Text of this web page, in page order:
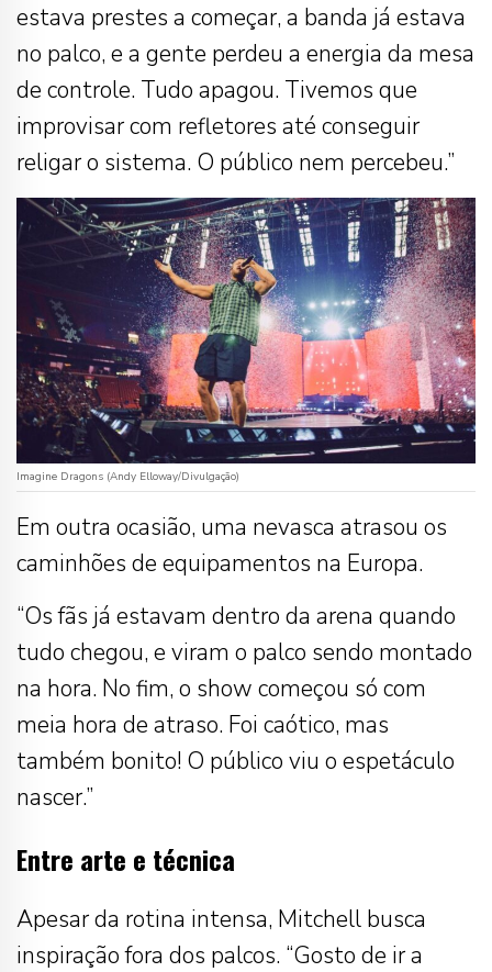
estava prestes a começar, a banda já estava
no palco, e a gente perdeu a energia da mesa
de controle. Tudo apagou. Tivemos que
improvisar com refletores até conseguir
religar o sistema. O público nem percebeu.”
Imagine Dragons (Andy Elloway/Divulgação)
Em outra ocasião, uma nevasca atrasou os
caminhões de equipamentos na Europa.
“Os fãs já estavam dentro da arena quando
tudo chegou, e viram o palco sendo montado
na hora. No fim, o show começou só com
meia hora de atraso. Foi caótico, mas
também bonito! O público viu o espetáculo
nascer.”
Entre arte e técnica
Apesar da rotina intensa, Mitchell busca
inspiração fora dos palcos. “Gosto de ir a